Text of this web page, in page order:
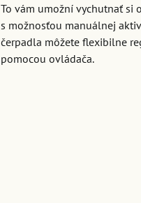
To vám umožní vychutnať si
s možnosťou manuálnej
čerpadla môžete flexibilne
pomocou ovládača.